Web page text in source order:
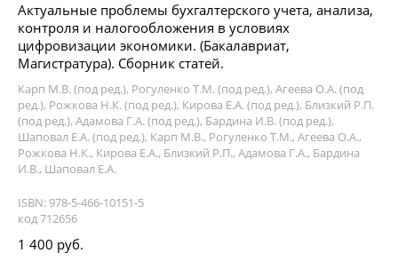
Актуальные проблемы бухгалтерского учета, анализа,
контроля и налогообложения в условиях
цифровизации экономики. (Бакалавриат,
Магистратура). Сборник статей.
Карп М.В. (под ред.), Рогуленко Т.М. (под ред.), Агеева О.А. (под
ред.), Рожкова Н.К. (под ред.), Кирова Е.А. (под ред.), Близкий Р.П.
(под ред.), Адамова Г.А. (под ред.), Бардина И.В. (под ред.),
Шаповал Е.А. (под ред.), Карп М.В., Рогуленко Т.М., Агеева О.А.,
Рожкова Н.К., Кирова Е.А., Близкий Р.П., Адамова Г.А., Бардина
И.В., Шаповал Е.А.
ISBN: 978-5-466-10151-5
код 712656
1 400 руб.